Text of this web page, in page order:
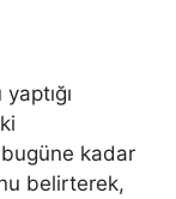
bugüne kadar
belirterek,